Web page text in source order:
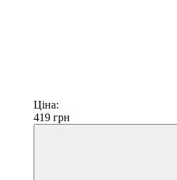
Ціна:
419 грн